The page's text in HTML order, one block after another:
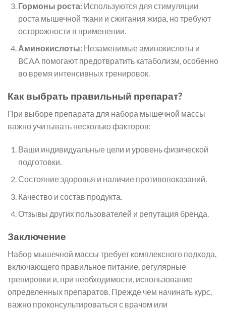
Гормоны роста:Используются для стимуляции
роста мышечной ткани и сжигания жира, но требуют
осторожности в применении.
Аминокислоты:Незаменимые аминокислоты и
BCAA помогают предотвратить катаболизм, особенно
во время интенсивных тренировок.
Как выбрать правильный препарат?
При выборе препарата для набора мышечной массы
важно учитывать несколько факторов:
Ваши индивидуальные цели и уровень физической
подготовки.
Состояние здоровья и наличие противопоказаний.
Качество и состав продукта.
Отзывы других пользователей и репутация бренда.
Заключение
Набор мышечной массы требует комплексного подхода,
включающего правильное питание, регулярные
тренировки и, при необходимости, использование
определенных препаратов. Прежде чем начинать курс,
важно проконсультироваться с врачом или